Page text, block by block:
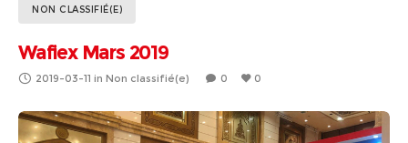
NON CLASSIFIÉ(E)
Wafiex Mars 2019
2019-03-11 in Non classifié(e) 0 0